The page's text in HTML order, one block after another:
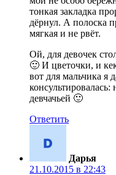
тонкая закладка
дёрнул. А полоска
мягкая и не рвёт.
Ой, для девочек
🙂 И цветочки, и
вот для мальчика я
девчачьей 🙂
Ответить
Дарья
21.10.2015 в 22:43